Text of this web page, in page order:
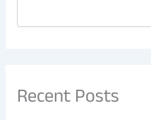
Recent Posts